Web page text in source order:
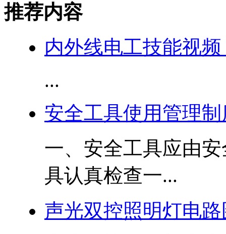
推荐内容
内外线电工技能视频
...
安全工具使用管理制
一、安全工具应由
具认真检查一...
声光双控照明灯电路